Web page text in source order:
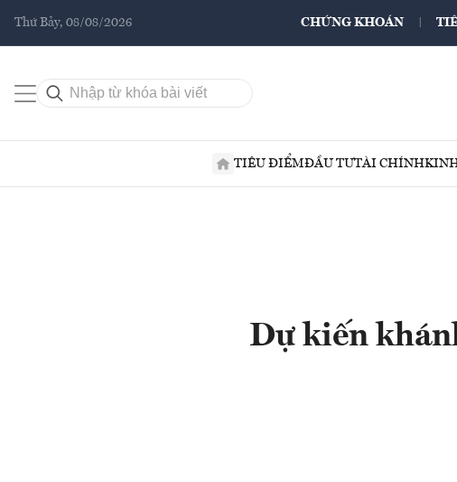
Thứ Bảy, 08/08/2026 CHỨNG KHOÁN
TIÊU ĐIỂMĐẦU TƯTÀI CHÍNH
Dự kiến